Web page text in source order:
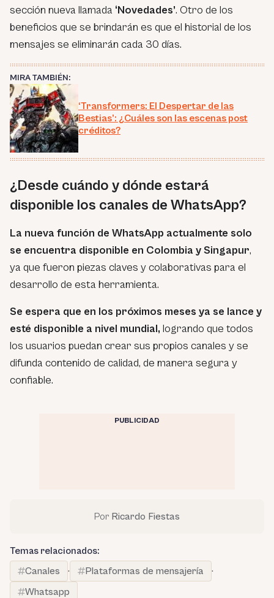
sección nueva llamada ‘Novedades’. Otro de los
beneficios que se brindarán es que el historial de los
mensajes se eliminarán cada 30 días.
MIRA TAMBIÉN:
‘Transformers: El Despertar de las
Bestias’: ¿Cuáles son las escenas post
créditos?
¿Desde cuándo y dónde estará
disponible los canales de WhatsApp?
La nueva función de WhatsApp actualmente solo
se encuentra disponible en Colombia y Singapur,
ya que fueron piezas claves y colaborativas para el
desarrollo de esta herramienta.
Se espera que en los próximos meses ya se lance y
esté disponible a nivel mundial, logrando que todos
los usuarios puedan crear sus propios canales y se
difunda contenido de calidad, de manera segura y
confiable.
PUBLICIDAD
Por Ricardo Fiestas
Temas relacionados:
Canales
· Plataformas de mensajería
·
Whatsapp